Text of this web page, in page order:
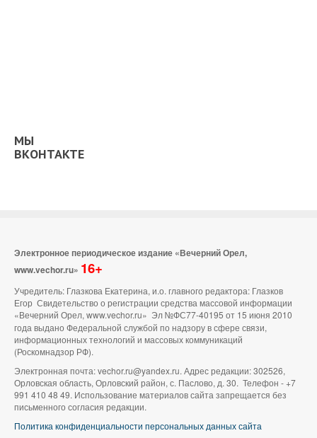
МЫ
ВКОНТАКТЕ
Электронное периодическое издание «Вечерний Орел,
www.vechor.ru» 16+
Учредитель: Глазкова Екатерина, и.о. главного редактора: Глазков
Егор Свидетельство о регистрации средства массовой информации
«Вечерний Орел, www.vechor.ru» Эл №ФС77-40195 от 15 июня 2010
года выдано Федеральной службой по надзору в сфере связи,
информационных технологий и массовых коммуникаций
(Роскомнадзор РФ).
Электронная почта: vechor.ru@yandex.ru. Адрес редакции: 302526,
Орловская область, Орловский район, с. Паслово, д. 30. Телефон - +7
991 410 48 49. Использование материалов сайта запрещается без
письменного согласия редакции.
Политика конфиденциальности персональных данных сайта